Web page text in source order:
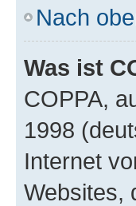
Nach
Was ist
COPPA,
1998
Internet
Websites,